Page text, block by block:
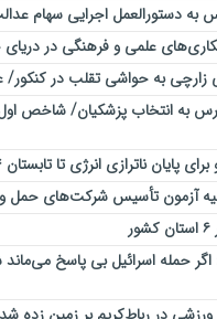
به دستورالعمل اجرایی سهام
علمی و فرهنگی در
زارچی به حواشی تقلب در
پایان ناترازی انرژی تا تابستان ۱۴۰۴
آزمون تأسیس شرکت‌های حمل و
حمله اسرائیل بی پاسخ می‌ماند